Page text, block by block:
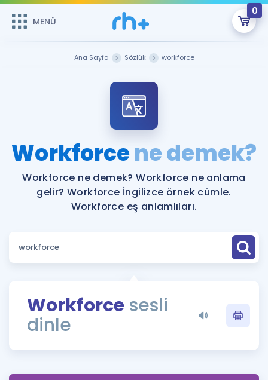
MENÜ
0
ÜYE DEĞİLİM
Sepetin Şu An Boş.
Remzi Hoca ile seni sınava hazırlayacak onlarca eğitim seni
bekliyor!
MENÜ
Faydalı Araçlar
Sözlük
Rehberlik Aracı
ÖSYM Sınav Takvimi
Hakkımızda
Ana Sayfa Sözlük workforce
Workforcene demek?
Workforce ne demek? Workforce ne anlama
gelir? Workforce İngilizce örnek cümle.
Workforce eş anlamlıları.
Workforce sesli
dinle